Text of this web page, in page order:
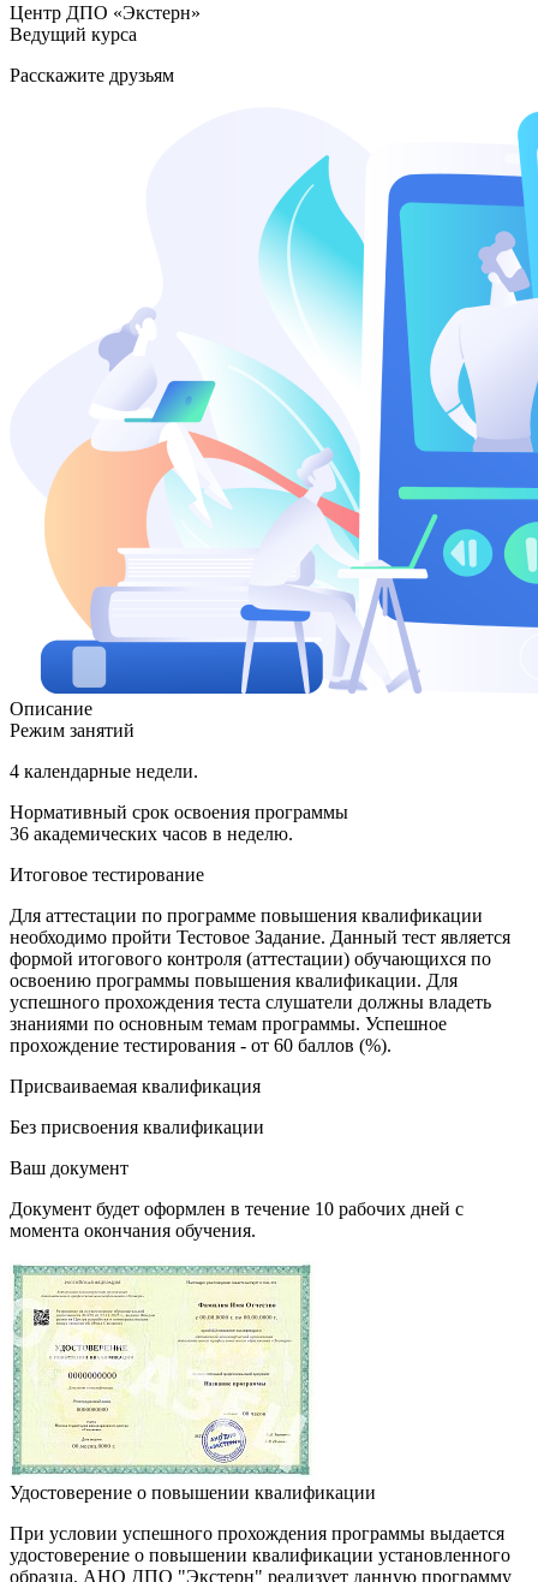
Центр ДПО «Экстерн»
Ведущий курса
Расскажите друзьям
Описание
Режим занятий
4 календарные недели.
Нормативный срок освоения программы
36 академических часов в неделю.
Итоговое тестирование
Для аттестации по программе повышения квалификации
необходимо пройти Тестовое Задание. Данный тест является
формой итогового контроля (аттестации) обучающихся по
освоению программы повышения квалификации. Для
успешного прохождения теста слушатели должны владеть
знаниями по основным темам программы. Успешное
прохождение тестирования - от 60 баллов (%).
Присваиваемая квалификация
Без присвоения квалификации
Ваш документ
Документ будет оформлен в течение 10 рабочих дней с
момента окончания обучения.
Удостоверение о повышении квалификации
При условии успешного прохождения программы выдается
удостоверение о повышении квалификации установленного
образца. АНО ДПО "Экстерн" реализует данную программу